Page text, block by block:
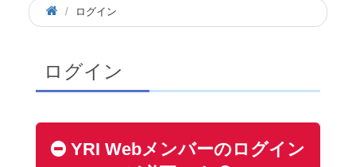
ログイン
ログイン
YRI Webメンバーのログイン